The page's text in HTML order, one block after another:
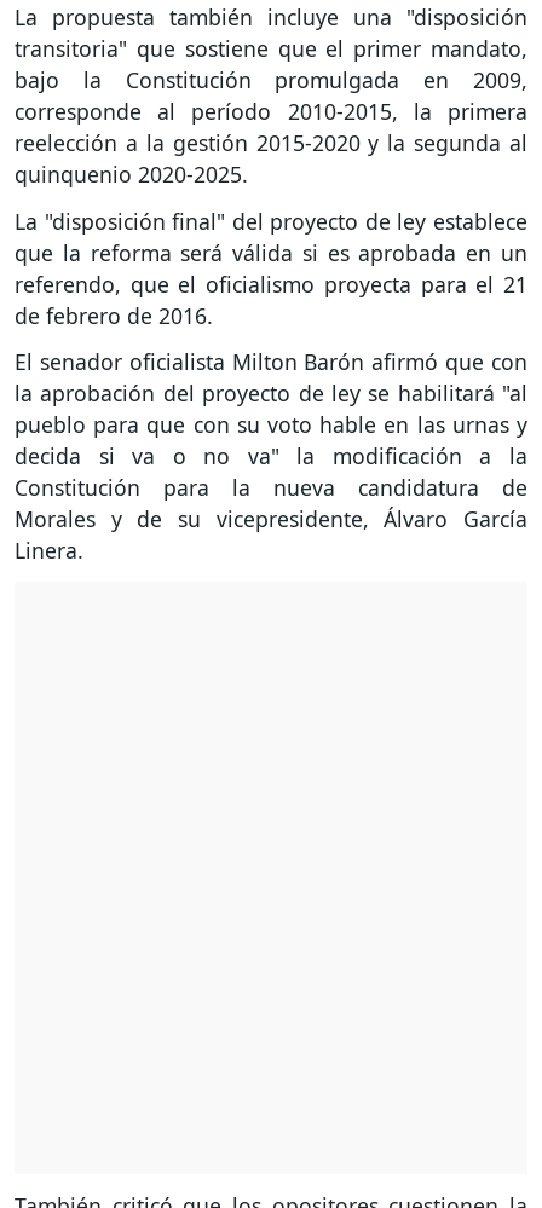
La propuesta también incluye una "disposición
transitoria" que sostiene que el primer mandato,
bajo la Constitución promulgada en 2009,
corresponde al período 2010-2015, la primera
reelección a la gestión 2015-2020 y la segunda al
quinquenio 2020-2025.
La "disposición final" del proyecto de ley establece
que la reforma será válida si es aprobada en un
referendo, que el oficialismo proyecta para el 21
de febrero de 2016.
El senador oficialista Milton Barón afirmó que con
la aprobación del proyecto de ley se habilitará "al
pueblo para que con su voto hable en las urnas y
decida si va o no va" la modificación a la
Constitución para la nueva candidatura de
Morales y de su vicepresidente, Álvaro García
Linera.